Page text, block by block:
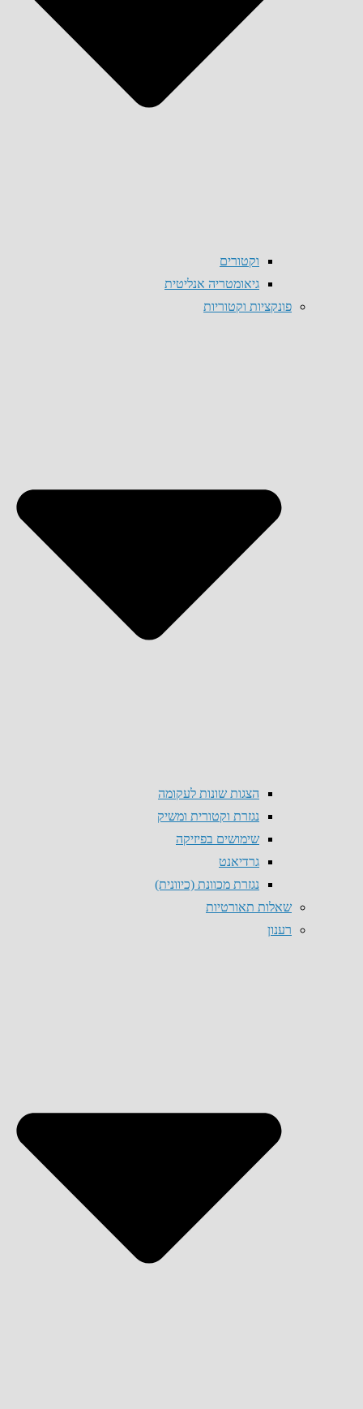
וקטורים
גיאומטריה אנליטית
פונקציות וקטוריות
הצגות שונות לעקומה
נגזרת וקטורית ומשיק
שימושים בפיזיקה
גרדיאנט
נגזרת מכוונת (כיוונית)
שאלות תאורטיות
רענון